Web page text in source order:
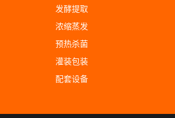
发酵提取
浓缩蒸发
预热杀菌
灌装包装
配套设备